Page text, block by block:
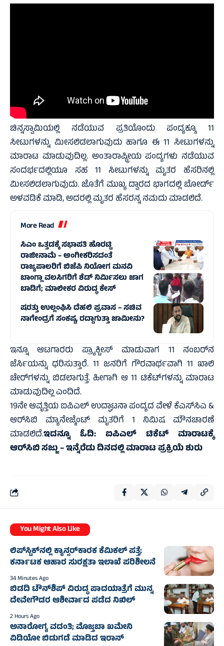
ಚಿನ್ನಸ್ವಾಮಿಯಲ್ಲಿ ನಡೆಯುವ ಪ್ರತಿಯೊಂದು ಪಂದ್ಯಕ್ಕೂ 11
ಸೀಟುಗಳನ್ನು ಮೀಸಲಿಡಲಾಗುವುದು ಹಾಗೂ ಈ 11 ಸೀಟುಗಳನ್ನು
ಮಾರಾಟ ಮಾಡುವುದಿಲ್ಲ. ಅಂತಾರಾಷ್ಟ್ರೀಯ ಪಂದ್ಯಗಳು ನಡೆಯುವ
ಸಂದರ್ಭದಲ್ಲಿಯೂ ಸಹ 11 ಸೀಟುಗಳನ್ನು ಮೃತರ ಹೆಸರಿನಲ್ಲಿ
ಮೀಸಲಿಡಲಾಗುವುದು. ಜೊತೆಗೆ ಮುಖ್ಯ ದ್ವಾರದ ಭಾಗದಲ್ಲಿ ಬೋರ್ಡ್
ಅಳವಡಿಕೆ ಮಾಡಿ, ಅದರಲ್ಲಿ ಮೃತರ ಹೆಸರನ್ನ ನಮದು ಮಾಡಲಿದೆ.
More Read
ಸಿಎಂ ಒತ್ತಡಕ್ಕೆ ಸಭಾಪತಿ ಹೊರಟ್ಟಿ
ರಾಜೀನಾಮೆ – ಅಂಗೀಕರಿಸದಂತೆ
ರಾಜ್ಯಪಾಲರಿಗೆ ಬಿಜೆಪಿ ನಿಯೋಗ ಮನವಿ
ಬಾಂಗ್ಲಾ ವಲಸಿಗರಿಗೆ ಶೆಡ್ ನಿರ್ಮಿಸಲು ಜಾಗ
ಬಾಡಿಗೆ; ಮಾಲೀಕರ ವಿರುದ್ಧ ಕೇಸ್
ಷರತ್ತು ಉಲ್ಲಂಘಿಸಿ ದೆಹಲಿ ಪ್ರವಾಸ – ಸಚಿವ
ನಾಗೇಂದ್ರಗೆ ಸಂಕಷ್ಟ, ರದ್ದಾಗುತ್ತಾ ಜಾಮೀನು?
ಇನ್ನೂ ಆಟಗಾರರು ಪ್ರ್ಯಾಕ್ಟೀಸ್‌ ಮಾಡುವಾಗ 11 ನಂಬರ್‌ನ
ಜೆರ್ಸಿಯನ್ನು ಧರಿಸುತ್ತಾರೆ. 11 ಜನರಿಗೆ ಗೌರವಾರ್ಥವಾಗಿ 11 ಖಾಲಿ
ಚೇರ್‌ಗಳನ್ನು ಬಿಡಲಾಗುತ್ತೆ. ಹೀಗಾಗಿ ಆ 11 ಟಿಕೆಟ್‌ಗಳನ್ನು ಮಾರಾಟ
ಮಾಡುವುದಿಲ್ಲ ಎಂದಿದೆ.
19ನೇ ಆವೃತ್ತಿಯ ಐಪಿಎಲ್ ಉದ್ಘಾಟನಾ ಪಂದ್ಯದ ವೇಳೆ ಕೆಎಸ್‌ಸಿಎ &
ಆರ್‌ಸಿಬಿ ಮ್ಯಾನೇಜ್ಮೆಂಟ್ ಮೃತರಿಗೆ 1 ನಿಮಿಷ ಮೌನಚಾರಣೆ
ಮಾಡಲಿದೆ.ಇದನ್ನೂ ಓದಿ: ಐಪಿಎಲ್ ಟಿಕೆಟ್ ಮಾರಾಟಕ್ಕೆ
ಆರ್‌ಸಿಬಿ ಸಜ್ಜು – ಇನ್ನೆರೆಡು ದಿನದಲ್ಲಿ ಮಾರಾಟ ಪ್ರಕ್ರಿಯೆ ಶುರು
You Might Also Like
ಲಿಪ್‌ಸ್ಟಿಕ್‌ನಲ್ಲಿ ಕ್ಯಾನ್ಸರ್‌ಕಾರಕ ಕೆಮಿಕಲ್ ಪತ್ತೆ;
ಕರ್ನಾಟಕ ಆಹಾರ ಸುರಕ್ಷತಾ ಇಲಾಖೆ ಪರಿಶೀಲನೆ
34 Minutes Ago
ಬಿಡದಿ ಟೌನ್‌ಶಿಪ್ ವಿರುದ್ಧ ಪಾದಯಾತ್ರೆಗೆ ಮುನ್ನ
ದೇವೇಗೌಡರ ಆಶೀರ್ವಾದ ಪಡೆದ ನಿಖಿಲ್
2 Hours Ago
ಅನಾರೋಗ್ಯ ವದಂತಿ; ಮೊಜ್ತಬಾ ಖಮೇನಿ
ವಿಡಿಯೋ ಬಿಡುಗಡೆ ಮಾಡಿದ ಇರಾನ್